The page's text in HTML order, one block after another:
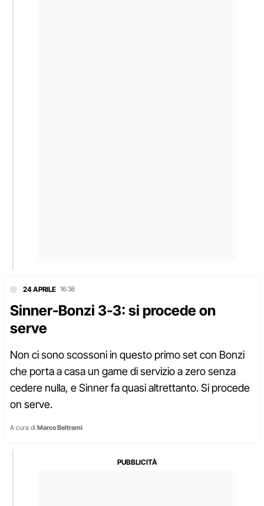
24 APRILE 16:36
Sinner-Bonzi 3-3: si procede on
serve
Non ci sono scossoni in questo primo set con Bonzi
che porta a casa un game di servizio a zero senza
cedere nulla, e Sinner fa quasi altrettanto. Si procede
on serve.
A cura di Marco Beltrami